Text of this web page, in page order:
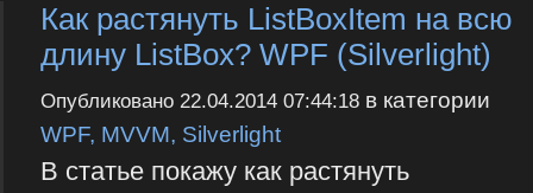
Как растянуть ListBoxItem на всю
длину ListBox? WPF (Silverlight)
Опубликовано 22.04.2014 07:44:18в категории
WPF, MVVM, Silverlight
В статье покажу как растянуть